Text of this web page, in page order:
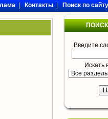
|Контакты|Поиск по сайту
Введите
Искать